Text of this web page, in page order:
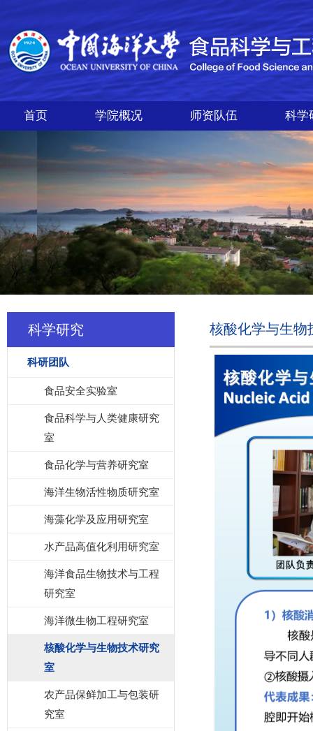
首页 学院概况 师资队伍 科学
科学研究
科研团队
食品安全实验室
食品科学与人类健康研究
室
食品化学与营养研究室
海洋生物活性物质研究室
海藻化学及应用研究室
水产品高值化利用研究室
海洋食品生物技术与工程
研究室
海洋微生物工程研究室
核酸化学与生物技术研究
室
农产品保鲜加工与包装研
究室
核酸化学与生物